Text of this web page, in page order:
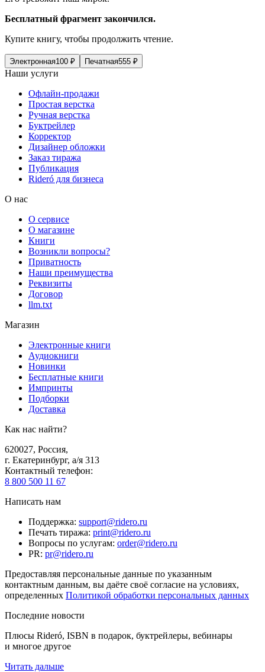
Бесплатный фрагмент закончился.
Купите книгу, чтобы продолжить чтение.
Электронная100 ₽ Печатная555 ₽
Наши услуги
Офлайн-продажи
Простая верстка
Ручная верстка
Буктрейлер
Корректор
Дизайнер обложки
Заказ тиража
Публикация
Rideró для бизнеса
О нас
О сервисе
О магазине
Книги
Возникли вопросы?
Приватность
Наши преимущества
Реквизиты
Договор
llm.txt
Магазин
Электронные книги
Аудиокниги
Новинки
Бесплатные книги
Импринты
Подборки
Доставка
Как нас найти?
620027, Россия,
г. Екатеринбург, а/я 313
Контактный телефон:
8 800 500 11 67
Написать нам
Поддержка: support@ridero.ru
Печать тиража: print@ridero.ru
Вопросы по услугам: order@ridero.ru
PR: pr@ridero.ru
Предоставляя персональные данные по указанным
контактным данным, вы даёте своё согласие на условиях,
определенных Политикой обработки персональных данных
Последние новости
Плюсы Rideró, ISBN в подарок, буктрейлеры, вебинары
и многое другое
Читать дальше